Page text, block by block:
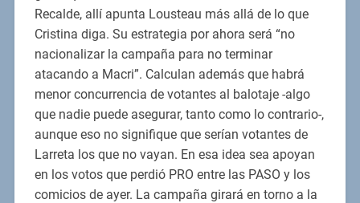
Recalde, allí apunta Lousteau más allá de lo que
Cristina diga. Su estrategia por ahora será “no
nacionalizar la campaña para no terminar
atacando a Macri”. Calculan además que habrá
menor concurrencia de votantes al balotaje -algo
que nadie puede asegurar, tanto como lo contrario-,
aunque eso no signifique que serían votantes de
Larreta los que no vayan. En esa idea sea apoyan
en los votos que perdió PRO entre las PASO y los
comicios de ayer. La campaña girará en torno a la